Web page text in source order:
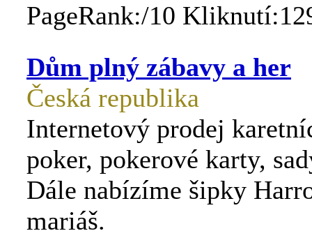
PageRank:/10
Dům plný zábavy a her
Česká republika
Internetový prodej
poker, pokerové karty,
Dále nabízíme šipky
mariáš.